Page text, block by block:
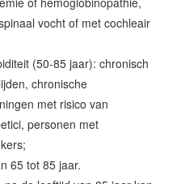
vocht of met cochleair
(50-85 jaar): chronisch
chronische
met risico van
personen met
65 tot 85 jaar.